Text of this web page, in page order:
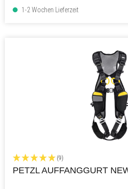
1-2 Wochen Lieferzeit
(9)
PETZL AUFFANGGURT